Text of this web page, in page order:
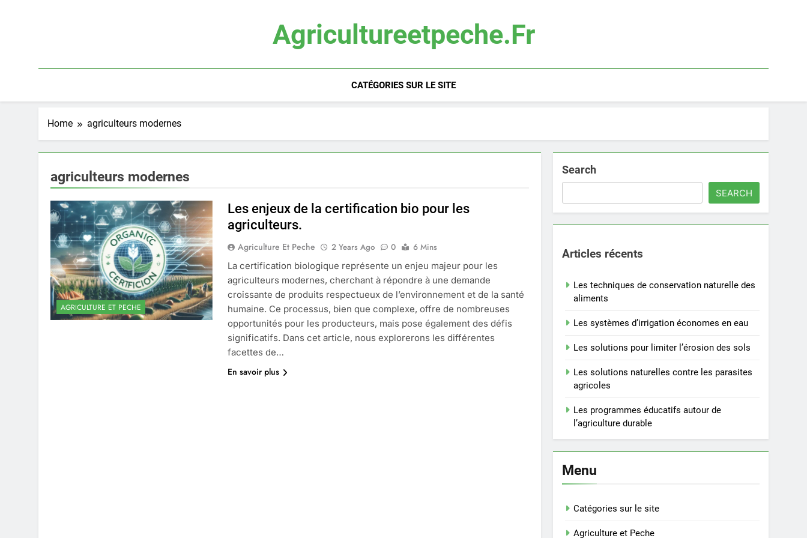
Agricultureetpeche.fr
CATÉGORIES SUR LE SITE
Home agriculteurs modernes
agriculteurs modernes
AGRICULTURE ET PECHE
Les enjeux de la certification bio pour les
agriculteurs.
Agriculture Et Peche 2 Years Ago 0
6 Mins
La certification biologique représente un enjeu majeur pour les
agriculteurs modernes, cherchant à répondre à une demande
croissante de produits respectueux de l’environnement et de la santé
humaine. Ce processus, bien que complexe, offre de nombreuses
opportunités pour les producteurs, mais pose également des défis
significatifs. Dans cet article, nous explorerons les différentes
facettes de…
En savoir plus
Search
SEARCH
Articles récents
Les techniques de conservation naturelle des
aliments
Les systèmes d’irrigation économes en eau
Les solutions pour limiter l’érosion des sols
Les solutions naturelles contre les parasites
agricoles
Les programmes éducatifs autour de
l’agriculture durable
Menu
Catégories sur le site
Agriculture et Peche